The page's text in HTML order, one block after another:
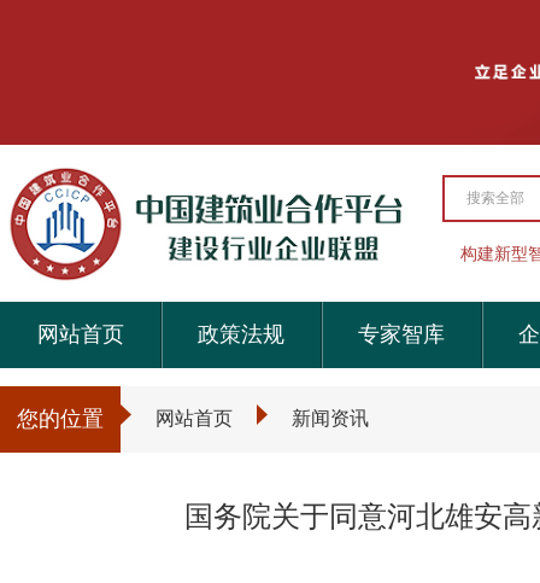
搜索全部
构建新型
网站首页 政策法规 专家智库
您的位置 网站首页 新闻资讯
国务院关于同意河北雄安